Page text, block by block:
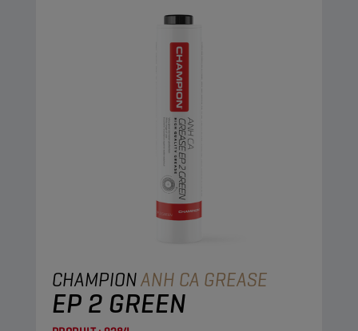
CHAMPIONANH CA GREASE
EP 2 GREEN